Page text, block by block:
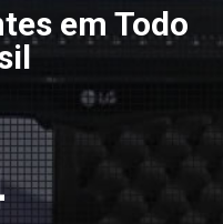
em Todo